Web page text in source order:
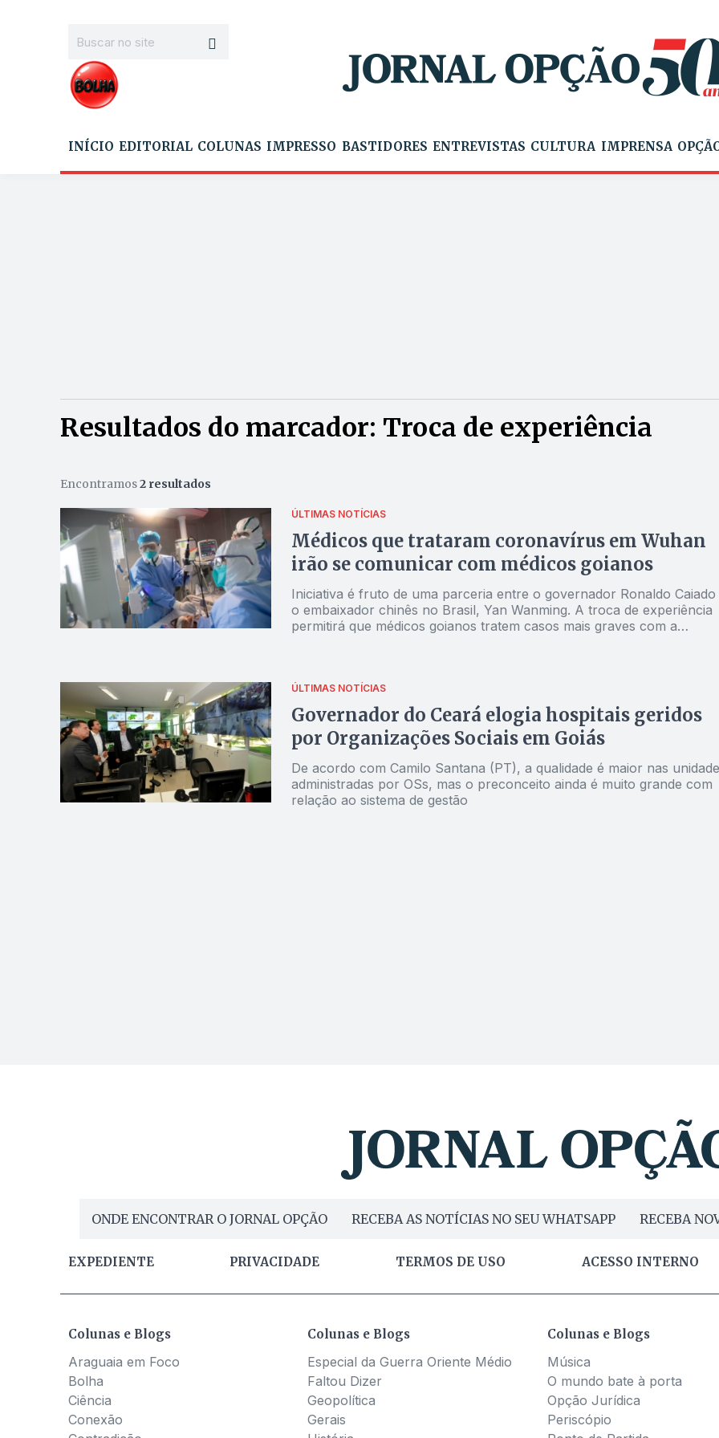
INÍCIO EDITORIAL COLUNAS IMPRESSO BASTIDORES ENTREVISTAS CULTURA IMPRENSA
Resultados do marcador: Troca de experiência
Encontramos2 resultados
ÚLTIMAS NOTÍCIAS
Médicos que trataram coronavírus em Wuhan
irão se comunicar com médicos goianos
Iniciativa é fruto de uma parceria entre o governador Ronaldo Caiado
o embaixador chinês no Brasil, Yan Wanming. A troca de experiência
permitirá que médicos goianos tratem casos mais graves com a
ÚLTIMAS NOTÍCIAS
Governador do Ceará elogia hospitais geridos
por Organizações Sociais em Goiás
De acordo com Camilo Santana (PT), a qualidade é maior nas
administradas por OSs, mas o preconceito ainda é muito grande com
relação ao sistema de gestão
ONDE ENCONTRAR O JORNAL OPÇÃO RECEBA AS NOTÍCIAS NO SEU WHATSAPP RECEBA
EXPEDIENTE PRIVACIDADE TERMOS DE USO ACESSO INTERNO
Colunas e Blogs
Araguaia em Foco
Bolha
Ciência
Conexão
Colunas e Blogs
Especial da Guerra Oriente Médio
Faltou Dizer
Geopolítica
Gerais
Colunas e Blogs
Música
O mundo bate à porta
Opção Jurídica
Periscópio